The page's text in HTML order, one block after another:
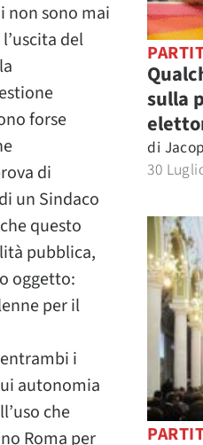
non sono mai
del
forse
di
un Sindaco
questo
pubblica,
oggetto:
per il
i
autonomia
che
Roma per
sulla
di
30